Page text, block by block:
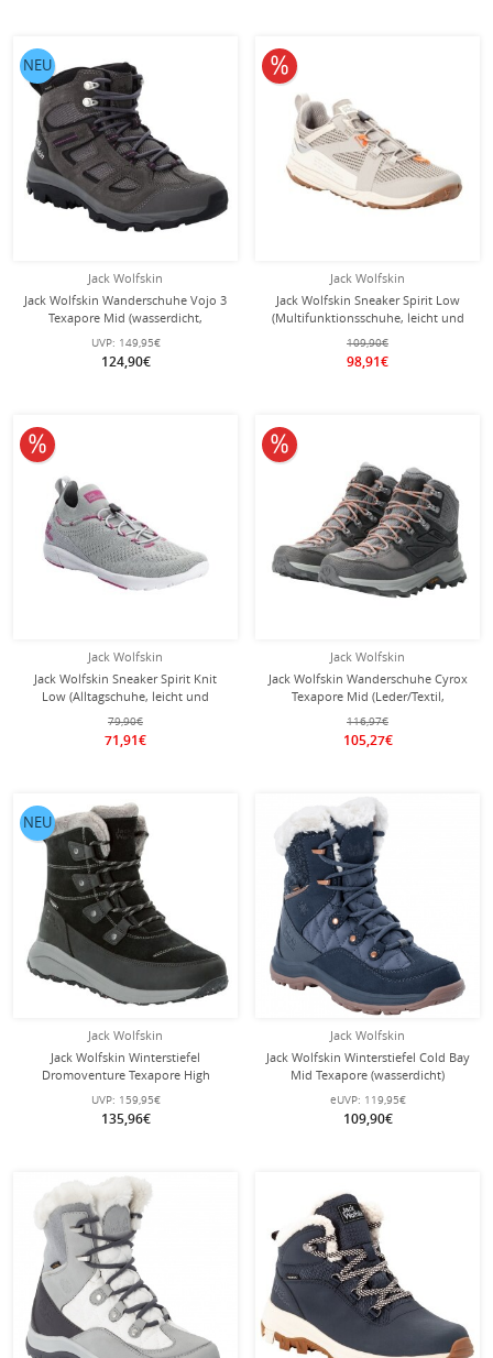
Jack Wolfskin
Jack Wolfskin Wanderschuhe Vojo 3
Texapore Mid (wasserdicht,
atmungsaktiv) dunkelgrau/pink
Damen
UVP: 149,95€
124,90€
NEU
Jack Wolfskin
Jack Wolfskin Sneaker Spirit Low
(Multifunktionsschuhe, leicht und
atmungsaktiv) hellgrau Damen
109,90€
98,91€
10% reduziert
Jack Wolfskin
Jack Wolfskin Sneaker Spirit Knit
Low (Alltagschuhe, leicht und
flexible Sohle) silbergrau Damen
79,90€
71,91€
10% reduziert
Jack Wolfskin
Jack Wolfskin Wanderschuhe Cyrox
Texapore Mid (Leder/Textil,
wasserdicht) grau Damen
116,97€
105,27€
10% reduziert
Jack Wolfskin
Jack Wolfskin Winterstiefel
Dromoventure Texapore High
(Texawarm-Isolierung, wasserdicht)
schwarz/grau Damen
UVP: 159,95€
135,96€
NEU
Jack Wolfskin
Jack Wolfskin Winterstiefel Cold Bay
Mid Texapore (wasserdicht)
dunkelblau Damen
eUVP: 119,95€
109,90€